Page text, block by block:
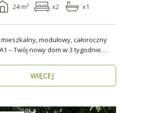
24 m² x2 x1
mieszkalny, modułowy, całoroczny
– Twój nowy dom w 3 tygodnie
WIĘCEJ